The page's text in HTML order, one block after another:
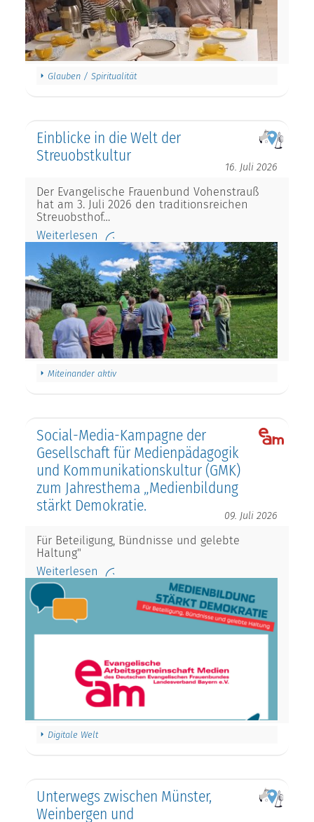
Glauben / Spiritualität
Einblicke in die Welt der
Streuobstkultur
16. Juli 2026
Der Evangelische Frauenbund Vohenstrauß
hat am 3. Juli 2026 den traditionsreichen
Streuobsthof…
Weiterlesen
Miteinander aktiv
Social-Media-Kampagne der
Gesellschaft für Medienpädagogik
und Kommunikationskultur (GMK)
zum Jahresthema „Medienbildung
stärkt Demokratie.
09. Juli 2026
Für Beteiligung, Bündnisse und gelebte
Haltung"
Weiterlesen
Digitale Welt
Unterwegs zwischen Münster,
Weinbergen und